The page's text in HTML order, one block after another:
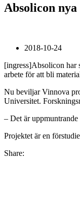
Absolicon
2018-10-24
[ingress]Absolicon har
arbete för att bli
Nu beviljar Vinnova
Universitet.
– Det är
Projektet är en
Share: